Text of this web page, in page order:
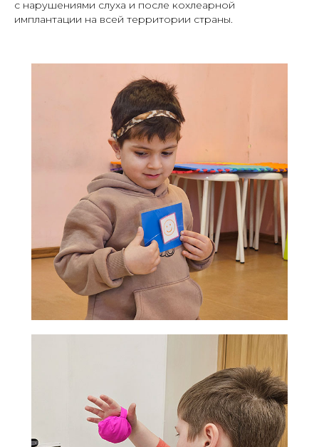
с нарушениями слуха и после кохлеарной
имплантации на всей территории страны.